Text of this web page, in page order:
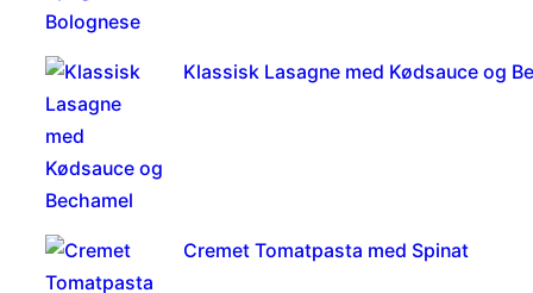
Klassisk Lasagne med Kødsauce og
Cremet Tomatpasta med Spinat